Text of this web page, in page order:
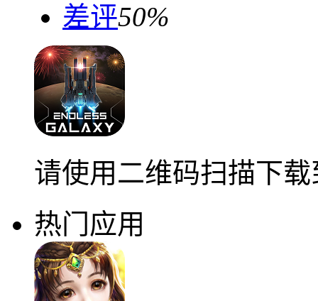
差评50%
请使用二维码扫描下
热门应用